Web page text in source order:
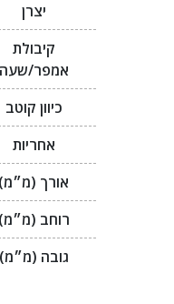
יצרן
קיבולת
אמפר/שעה
כיוון קוטב
אחריות
אורך (מ״מ)
רוחב (מ״מ)
גובה (מ״מ)